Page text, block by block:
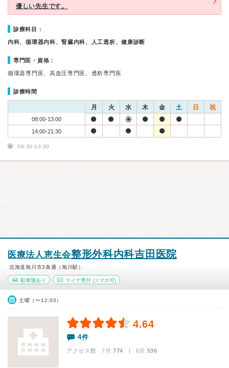
優しい先生です。
診療科目：
内科、循環器内科、腎臓内科、人工透析、健康診断
専門医・資格：
循環器専門医、高血圧専門医、透析専門医
診療時間
月 火 水 木 金 土 日 祝
08:00-13:00
14:00-21:30
08:30-13:00
医療法人恵生会整形外科内科吉田医院
北海道旭川市3条通（旭川駅）
駐車場あり マイナ受付(スマホ可)
土曜（〜12:00）
4.64
4件
アクセス数 7月:774 | 6月:536